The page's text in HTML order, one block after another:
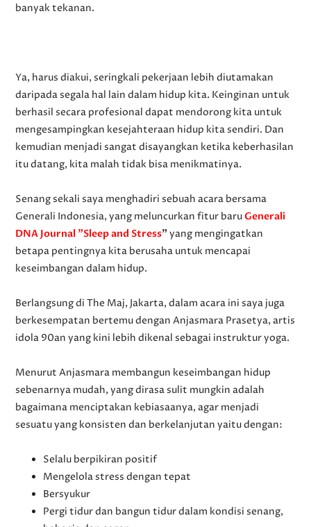
banyak tekanan.
Ya, harus diakui, seringkali pekerjaan lebih diutamakan
daripada segala hal lain dalam hidup kita. Keinginan untuk
berhasil secara profesional dapat mendorong kita untuk
mengesampingkan kesejahteraan hidup kita sendiri. Dan
kemudian menjadi sangat disayangkan ketika keberhasilan
itu datang, kita malah tidak bisa menikmatinya.
Senang sekali saya menghadiri sebuah acara bersama
Generali Indonesia, yang meluncurkan fitur baruGenerali
DNA Journal "Sleep and Stress"yang mengingatkan
betapa pentingnya kita berusaha untuk mencapai
keseimbangan dalam hidup.
Berlangsung di The Maj, Jakarta, dalam acara ini saya juga
berkesempatan bertemu dengan Anjasmara Prasetya, artis
idola 90an yang kini lebih dikenal sebagai instruktur yoga.
Menurut Anjasmara membangun keseimbangan hidup
sebenarnya mudah, yang dirasa sulit mungkin adalah
bagaimana menciptakan kebiasaanya, agar menjadi
sesuatu yang konsisten dan berkelanjutan yaitu dengan:
Selalu berpikiran positif
Mengelola stress dengan tepat
Bersyukur
Pergi tidur dan bangun tidur dalam kondisi senang,